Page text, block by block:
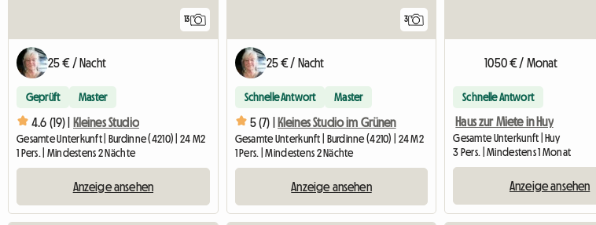
13
25 € / Nacht
Geprüft Master
4.6 (19) | Kleines Studio
Gesamte Unterkunft | Burdinne (4210) | 24 M2
1 Pers. | Mindestens 2 Nächte
Anzeige ansehen
3
25 € / Nacht
Schnelle Antwort Master
5 (7) | Kleines Studio im Grünen
Gesamte Unterkunft | Burdinne (4210) | 24 M2
1 Pers. | Mindestens 2 Nächte
Anzeige ansehen
1050 € / Monat
Schnelle Antwort
Haus zur Miete in Huy
Gesamte Unterkunft | Huy
3 Pers. | Mindestens 1 Monat
Anzeige ansehen